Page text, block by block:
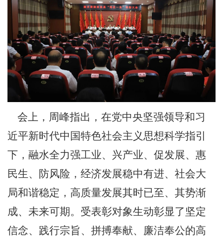
会上，周峰指出，在党中央坚强领导和习
近平新时代中国特色社会主义思想科学指引
下，融水全力强工业、兴产业、促发展、惠
民生、防风险，经济发展稳中有进、社会大
局和谐稳定，高质量发展其时已至、其势渐
成、未来可期。受表彰对象生动彰显了坚定
信念、践行宗旨、拼搏奉献、廉洁奉公的高